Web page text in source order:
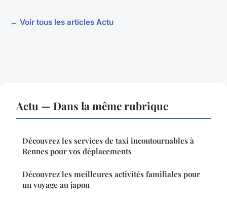
← Voir tous les articles Actu
Actu — Dans la même rubrique
Découvrez les services de taxi incontournables à
Rennes pour vos déplacements
Découvrez les meilleures activités familiales pour
un voyage au japon